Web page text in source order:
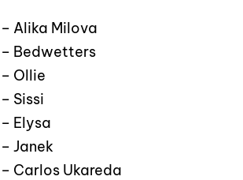
– Alika Milova
– Bedwetters
– Ollie
– Sissi
– Elysa
– Janek
– Carlos Ukareda